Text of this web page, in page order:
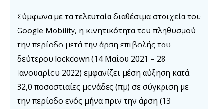
Σύμφωνα με τα τελευταία διαθέσιμα στοιχεία του
Google Mobility, η κινητικότητα του πληθυσμού
την περίοδο μετά την άρση επιβολής του
δεύτερου lockdown (14 Μαΐου 2021 – 28
Ιανουαρίου 2022) εμφανίζει μέση αύξηση κατά
32,0 ποσοστιαίες μονάδες (πμ) σε σύγκριση με
την περίοδο ενός μήνα πριν την άρση (13